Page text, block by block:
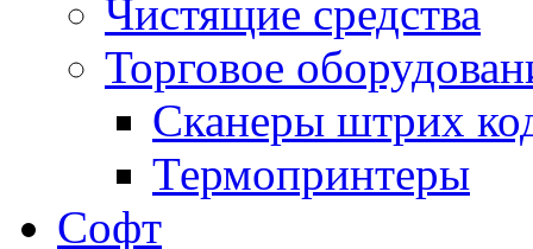
Чистящие средства
Торговое
Сканеры штрих
Термопринтеры
Софт